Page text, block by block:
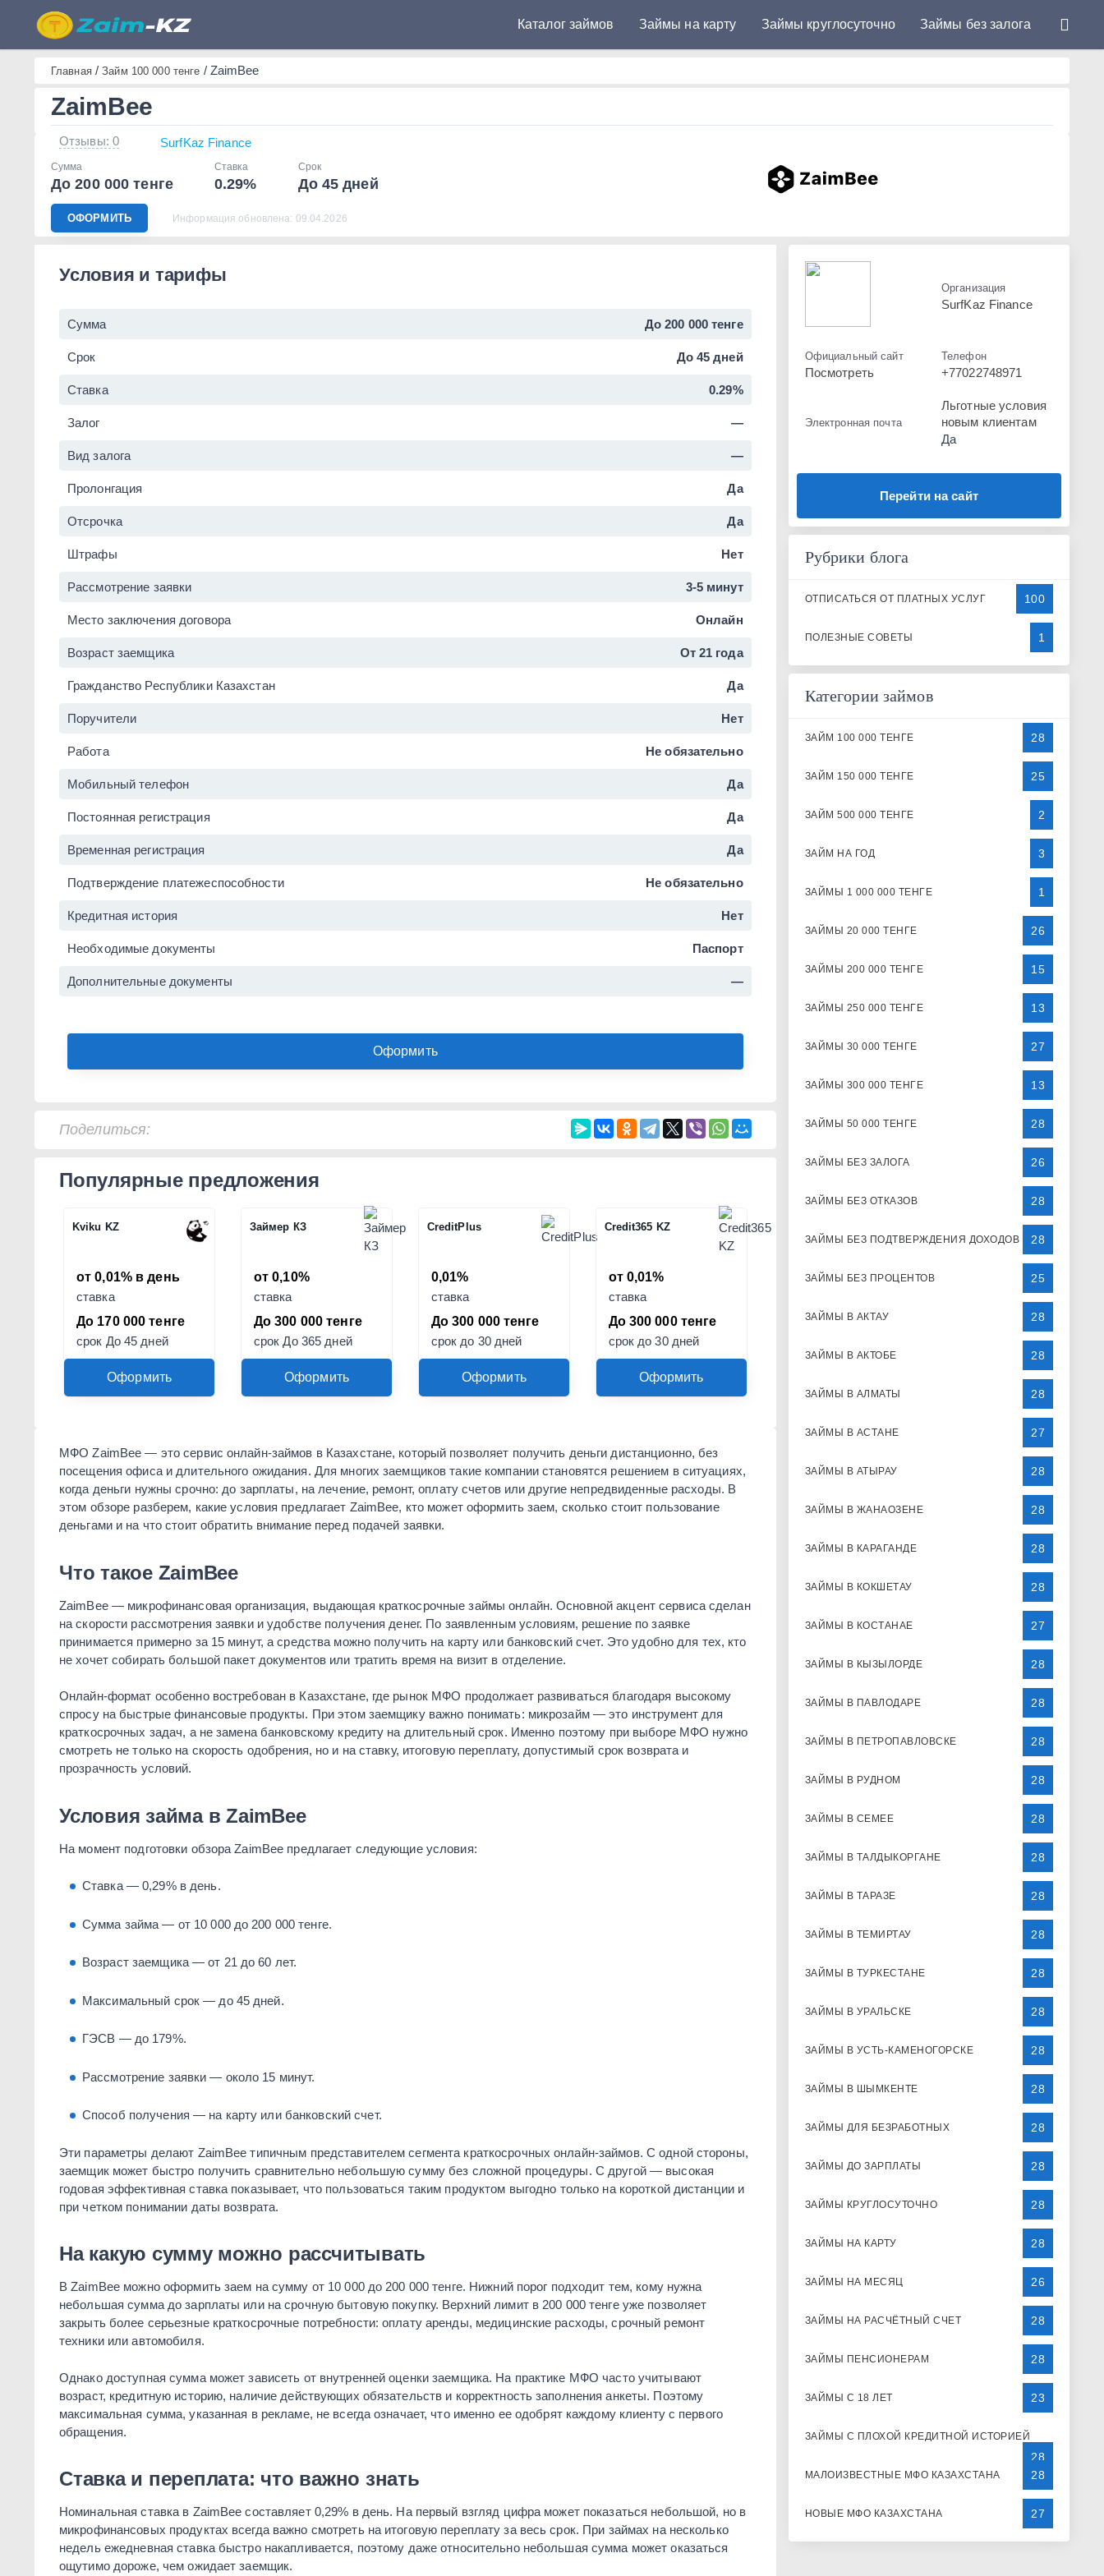
Бесплатный подбор займов в Казахстане
Каталог займов Займы на карту Займы круглосуточно Займы без залога
Главная/Займ 100 000 тенге / ZaimBee
ZaimBee
Отзывы: 0 SurfKaz Finance
Сумма
До 200 000 тенге
Ставка
0.29%
Срок
До 45 дней
ОФОРМИТЬ Информация обновлена: 09.04.2026
Условия и тарифы
Сумма До 200 000 тенге
Срок До 45 дней
Ставка 0.29%
Залог —
Вид залога —
Пролонгация Да
Отсрочка Да
Штрафы Нет
Рассмотрение заявки 3-5 минут
Место заключения договора Онлайн
Возраст заемщика От 21 года
Гражданство Республики Казахстан Да
Поручители Нет
Работа Не обязательно
Мобильный телефон Да
Постоянная регистрация Да
Временная регистрация Да
Подтверждение платежеспособности Не обязательно
Кредитная история Нет
Необходимые документы Паспорт
Дополнительные документы —
Оформить
Поделиться:
Популярные предложения
Kviku KZ
от 0,01% в день
ставка
До 170 000 тенге
срок До 45 дней
Оформить
Займер КЗ
от 0,10%
ставка
До 300 000 тенге
срок До 365 дней
Оформить
CreditPlus
0,01%
ставка
До 300 000 тенге
срок до 30 дней
Оформить
Credit365 KZ
от 0,01%
ставка
До 300 000 тенге
срок до 30 дней
Оформить
МФО ZaimBee — это сервис онлайн-займов в Казахстане, который позволяет получить деньги дистанционно, без
посещения офиса и длительного ожидания. Для многих заемщиков такие компании становятся решением в ситуациях,
когда деньги нужны срочно: до зарплаты, на лечение, ремонт, оплату счетов или другие непредвиденные расходы. В
этом обзоре разберем, какие условия предлагает ZaimBee, кто может оформить заем, сколько стоит пользование
деньгами и на что стоит обратить внимание перед подачей заявки.
Что такое ZaimBee
ZaimBee — микрофинансовая организация, выдающая краткосрочные займы онлайн. Основной акцент сервиса сделан
на скорости рассмотрения заявки и удобстве получения денег. По заявленным условиям, решение по заявке
принимается примерно за 15 минут, а средства можно получить на карту или банковский счет. Это удобно для тех, кто
не хочет собирать большой пакет документов или тратить время на визит в отделение.
Онлайн-формат особенно востребован в Казахстане, где рынок МФО продолжает развиваться благодаря высокому
спросу на быстрые финансовые продукты. При этом заемщику важно понимать: микрозайм — это инструмент для
краткосрочных задач, а не замена банковскому кредиту на длительный срок. Именно поэтому при выборе МФО нужно
смотреть не только на скорость одобрения, но и на ставку, итоговую переплату, допустимый срок возврата и
прозрачность условий.
Условия займа в ZaimBee
На момент подготовки обзора ZaimBee предлагает следующие условия:
Ставка — 0,29% в день.
Сумма займа — от 10 000 до 200 000 тенге.
Возраст заемщика — от 21 до 60 лет.
Максимальный срок — до 45 дней.
ГЭСВ — до 179%.
Рассмотрение заявки — около 15 минут.
Способ получения — на карту или банковский счет.
Эти параметры делают ZaimBee типичным представителем сегмента краткосрочных онлайн-займов. С одной стороны,
заемщик может быстро получить сравнительно небольшую сумму без сложной процедуры. С другой — высокая
годовая эффективная ставка показывает, что пользоваться таким продуктом выгодно только на короткой дистанции и
при четком понимании даты возврата.
На какую сумму можно рассчитывать
В ZaimBee можно оформить заем на сумму от 10 000 до 200 000 тенге. Нижний порог подходит тем, кому нужна
небольшая сумма до зарплаты или на срочную бытовую покупку. Верхний лимит в 200 000 тенге уже позволяет
закрыть более серьезные краткосрочные потребности: оплату аренды, медицинские расходы, срочный ремонт
техники или автомобиля.
Однако доступная сумма может зависеть от внутренней оценки заемщика. На практике МФО часто учитывают
возраст, кредитную историю, наличие действующих обязательств и корректность заполнения анкеты. Поэтому
максимальная сумма, указанная в рекламе, не всегда означает, что именно ее одобрят каждому клиенту с первого
обращения.
Ставка и переплата: что важно знать
Номинальная ставка в ZaimBee составляет 0,29% в день. На первый взгляд цифра может показаться небольшой, но в
микрофинансовых продуктах всегда важно смотреть на итоговую переплату за весь срок. При займах на несколько
недель ежедневная ставка быстро накапливается, поэтому даже относительно небольшая сумма может оказаться
ощутимо дороже, чем ожидает заемщик.
Организация
SurfKaz Finance
Официальный сайт
Посмотреть
Телефон
+77022748971
Электронная почта
Льготные условия
новым клиентам
Да
Перейти на сайт
Рубрики блога
ОТПИСАТЬСЯ ОТ ПЛАТНЫХ УСЛУГ 100
ПОЛЕЗНЫЕ СОВЕТЫ 1
Категории займов
ЗАЙМ 100 000 ТЕНГЕ 28
ЗАЙМ 150 000 ТЕНГЕ 25
ЗАЙМ 500 000 ТЕНГЕ 2
ЗАЙМ НА ГОД 3
ЗАЙМЫ 1 000 000 ТЕНГЕ 1
ЗАЙМЫ 20 000 ТЕНГЕ 26
ЗАЙМЫ 200 000 ТЕНГЕ 15
ЗАЙМЫ 250 000 ТЕНГЕ 13
ЗАЙМЫ 30 000 ТЕНГЕ 27
ЗАЙМЫ 300 000 ТЕНГЕ 13
ЗАЙМЫ 50 000 ТЕНГЕ 28
ЗАЙМЫ БЕЗ ЗАЛОГА 26
ЗАЙМЫ БЕЗ ОТКАЗОВ 28
ЗАЙМЫ БЕЗ ПОДТВЕРЖДЕНИЯ ДОХОДОВ 28
ЗАЙМЫ БЕЗ ПРОЦЕНТОВ 25
ЗАЙМЫ В АКТАУ 28
ЗАЙМЫ В АКТОБЕ 28
ЗАЙМЫ В АЛМАТЫ 28
ЗАЙМЫ В АСТАНЕ 27
ЗАЙМЫ В АТЫРАУ 28
ЗАЙМЫ В ЖАНАОЗЕНЕ 28
ЗАЙМЫ В КАРАГАНДЕ 28
ЗАЙМЫ В КОКШЕТАУ 28
ЗАЙМЫ В КОСТАНАЕ 27
ЗАЙМЫ В КЫЗЫЛОРДЕ 28
ЗАЙМЫ В ПАВЛОДАРЕ 28
ЗАЙМЫ В ПЕТРОПАВЛОВСКЕ 28
ЗАЙМЫ В РУДНОМ 28
ЗАЙМЫ В СЕМЕЕ 28
ЗАЙМЫ В ТАЛДЫКОРГАНЕ 28
ЗАЙМЫ В ТАРАЗЕ 28
ЗАЙМЫ В ТЕМИРТАУ 28
ЗАЙМЫ В ТУРКЕСТАНЕ 28
ЗАЙМЫ В УРАЛЬСКЕ 28
ЗАЙМЫ В УСТЬ-КАМЕНОГОРСКЕ 28
ЗАЙМЫ В ШЫМКЕНТЕ 28
ЗАЙМЫ ДЛЯ БЕЗРАБОТНЫХ 28
ЗАЙМЫ ДО ЗАРПЛАТЫ 28
ЗАЙМЫ КРУГЛОСУТОЧНО 28
ЗАЙМЫ НА КАРТУ 28
ЗАЙМЫ НА МЕСЯЦ 26
ЗАЙМЫ НА РАСЧЁТНЫЙ СЧЕТ 28
ЗАЙМЫ ПЕНСИОНЕРАМ 28
ЗАЙМЫ С 18 ЛЕТ 23
ЗАЙМЫ С ПЛОХОЙ КРЕДИТНОЙ ИСТОРИЕЙ
28
МАЛОИЗВЕСТНЫЕ МФО КАЗАХСТАНА 28
НОВЫЕ МФО КАЗАХСТАНА 27